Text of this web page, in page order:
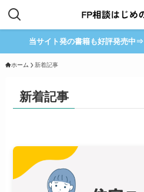
当サイト発の書籍も好評発売中⇒
ホーム 新着記事
新着記事